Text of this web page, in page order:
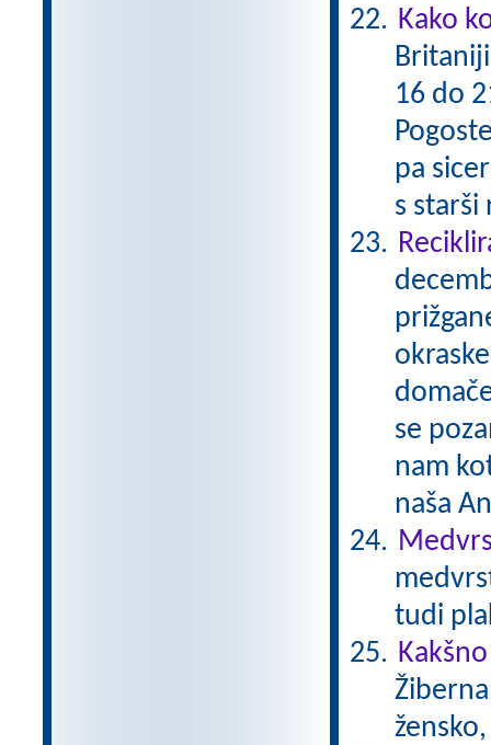
Kako
16 do
pa
s
se
nam
naša
tudi